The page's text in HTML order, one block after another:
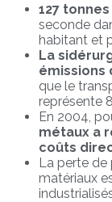
127
seconde
habitant et
La
émissions
que le
représente
En 2004,
métaux a
coûts
La perte de
matériaux